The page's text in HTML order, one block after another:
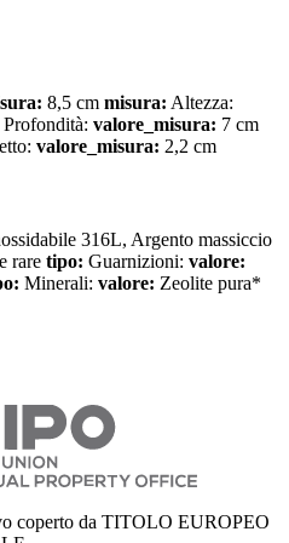
8,5 cm misura: Altezza:
Profondità: valore_misura: 7 cm
valore_misura: 2,2 cm
316L, Argento massiccio
rare tipo: Guarnizioni: valore:
Minerali: valore: Zeolite pura*
coperto da TITOLO EUROPEO